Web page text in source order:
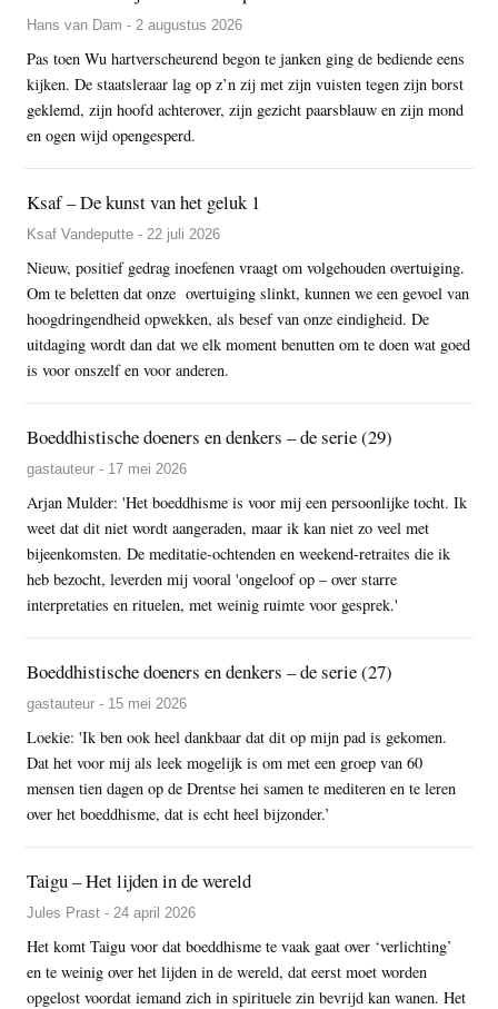
Hans van Dam - 2 augustus 2026
Pas toen Wu hartverscheurend begon te janken ging de bediende eens
kijken. De staatsleraar lag op z’n zij met zijn vuisten tegen zijn borst
geklemd, zijn hoofd achterover, zijn gezicht paarsblauw en zijn mond
en ogen wijd opengesperd.
Ksaf – De kunst van het geluk 1
Ksaf Vandeputte - 22 juli 2026
Nieuw, positief gedrag inoefenen vraagt om volgehouden overtuiging.
Om te beletten dat onze overtuiging slinkt, kunnen we een gevoel van
hoogdringendheid opwekken, als besef van onze eindigheid. De
uitdaging wordt dan dat we elk moment benutten om te doen wat goed
is voor onszelf en voor anderen.
Boeddhistische doeners en denkers – de serie (29)
gastauteur - 17 mei 2026
Arjan Mulder: 'Het boeddhisme is voor mij een persoonlijke tocht. Ik
weet dat dit niet wordt aangeraden, maar ik kan niet zo veel met
bijeenkomsten. De meditatie-ochtenden en weekend-retraites die ik
heb bezocht, leverden mij vooral 'ongeloof op – over starre
interpretaties en rituelen, met weinig ruimte voor gesprek.'
Boeddhistische doeners en denkers – de serie (27)
gastauteur - 15 mei 2026
Loekie: 'Ik ben ook heel dankbaar dat dit op mijn pad is gekomen.
Dat het voor mij als leek mogelijk is om met een groep van 60
mensen tien dagen op de Drentse hei samen te mediteren en te leren
over het boeddhisme, dat is echt heel bijzonder.’
Taigu – Het lijden in de wereld
Jules Prast - 24 april 2026
Het komt Taigu voor dat boeddhisme te vaak gaat over ‘verlichting’
en te weinig over het lijden in de wereld, dat eerst moet worden
opgelost voordat iemand zich in spirituele zin bevrijd kan wanen. Het